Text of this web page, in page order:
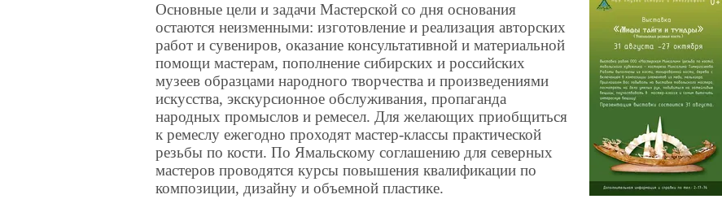
Основные цели и задачи Мастерской со дня основания
остаются неизменными: изготовление и реализация авторских
работ и сувениров, оказание консультативной и материальной
помощи мастерам, пополнение сибирских и российских
музеев образцами народного творчества и произведениями
искусства, экскурсионное обслуживания, пропаганда
народных промыслов и ремесел. Для желающих приобщиться
к ремеслу ежегодно проходят мастер-классы практической
резьбы по кости. По Ямальскому соглашению для северных
мастеров проводятся курсы повышения квалификации по
композиции, дизайну и объемной пластике.